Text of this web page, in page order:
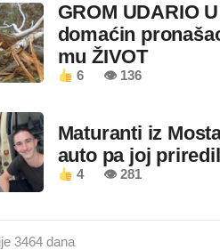
GROM UDARIO
domaćin
mu ŽIVOT
6 👁 136
Maturanti iz
auto pa joj
4 👁 281
3464 dana